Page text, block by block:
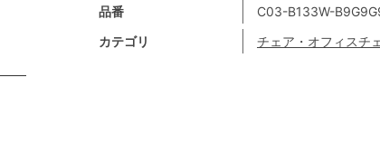
品番
C03-B133W-
カテゴリ
チェア・オフィスチ